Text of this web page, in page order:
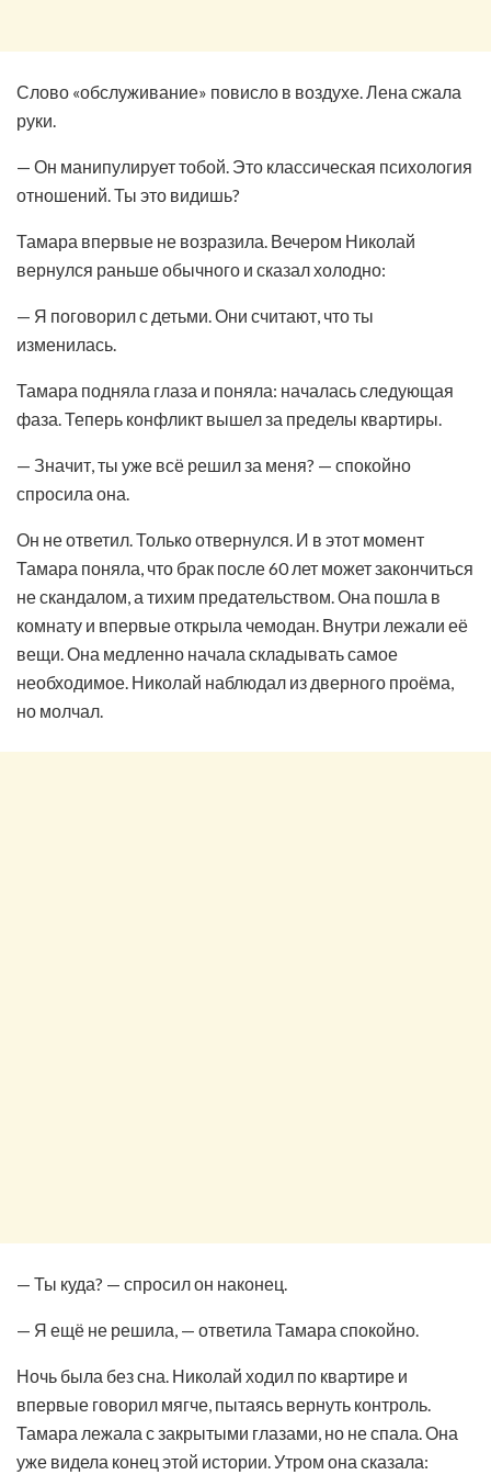
Слово «обслуживание» повисло в воздухе. Лена сжала
руки.
— Он манипулирует тобой. Это классическая психология
отношений. Ты это видишь?
Тамара впервые не возразила. Вечером Николай
вернулся раньше обычного и сказал холодно:
— Я поговорил с детьми. Они считают, что ты
изменилась.
Тамара подняла глаза и поняла: началась следующая
фаза. Теперь конфликт вышел за пределы квартиры.
— Значит, ты уже всё решил за меня? — спокойно
спросила она.
Он не ответил. Только отвернулся. И в этот момент
Тамара поняла, что брак после 60 лет может закончиться
не скандалом, а тихим предательством. Она пошла в
комнату и впервые открыла чемодан. Внутри лежали её
вещи. Она медленно начала складывать самое
необходимое. Николай наблюдал из дверного проёма,
но молчал.
— Ты куда? — спросил он наконец.
— Я ещё не решила, — ответила Тамара спокойно.
Ночь была без сна. Николай ходил по квартире и
впервые говорил мягче, пытаясь вернуть контроль.
Тамара лежала с закрытыми глазами, но не спала. Она
уже видела конец этой истории. Утром она сказала: